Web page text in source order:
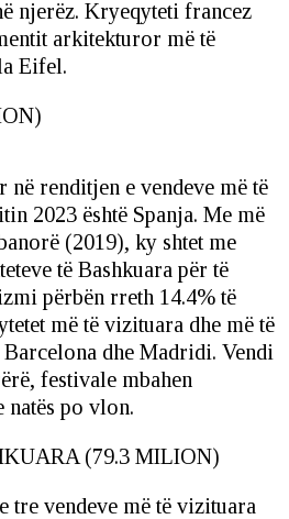
njerëz. Kryeqyteti francez
arkitekturor më të
Eifel.
renditjen e vendeve më të
2023 është Spanja. Me më
(2019), ky shtet me
të Bashkuara për të
përbën rreth 14.4% të
më të vizituara dhe më të
dhe Madridi. Vendi
festivale mbahen
natës po vlon.
(79.3 MILION)
tre vendeve më të vizituara